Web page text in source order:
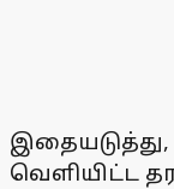
வெளியிட்ட